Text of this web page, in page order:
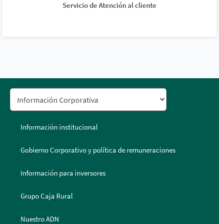
Servicio de Atención al cliente
Información institucional
Gobierno Corporativo y política de remuneraciones
Información para inversores
Grupo Caja Rural
Nuestro ADN